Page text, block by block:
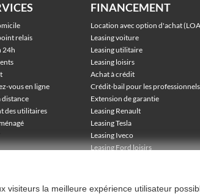
relais
24h
vous en ligne
distance
des utilitaires
FINANCEMENT
Location avec option d'achat
Leasing voiture
Leasing utilitaire
Leasing loisirs
Achat à crédit
Crédit-bail pour les professionnels
Extension de garantie
Leasing Renault
Leasing Tesla
Leasing Iveco
Leasing Ford loisirs
visiteurs la meilleure expérience utilisateur